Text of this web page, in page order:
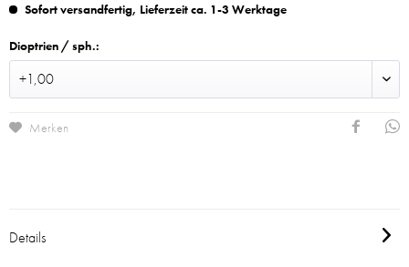
Sofort versandfertig, Lieferzeit ca. 1-3 Werktage
Dioptrien / sph.:
Merken
Details